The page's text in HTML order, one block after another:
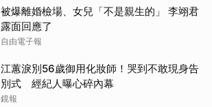
被爆離婚檢場、女兒「不是親生的」 李翊君
露面回應了
自由電子報
江蕙淚別56歲御用化妝師！哭到不敢現身告
別式 經紀人曝心碎內幕
鏡報